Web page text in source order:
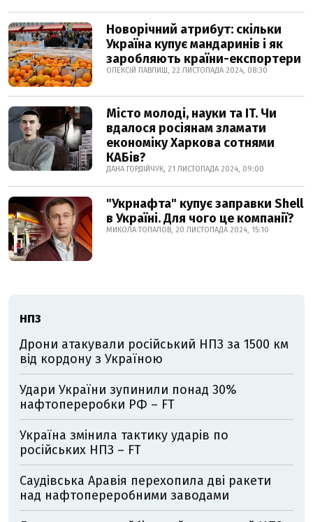
Новорічний атрибут: скільки
Україна купує мандаринів і як
заробляють країни-експортери
ОЛЕКСІЙ ПАВЛИШ, 22 ЛИСТОПАДА 2024, 08:30
Місто молоді, науки та IT. Чи
вдалося росіянам зламати
економіку Харкова сотнями
КАБів?
ДАНА ГОРДІЙЧУК, 21 ЛИСТОПАДА 2024, 09:00
"Укрнафта" купує заправки Shell
в Україні. Для чого це компанії?
МИКОЛА ТОПАЛОВ, 20 ЛИСТОПАДА 2024, 15:10
НПЗ
Дрони атакували російський НПЗ за 1500 км
від кордону з Україною
Удари України зупинили понад 30%
нафтопереробки РФ – FT
Україна змінила тактику ударів по
російських НПЗ – FT
Саудівська Аравія перехопила дві ракети
над нафтопереробними заводами